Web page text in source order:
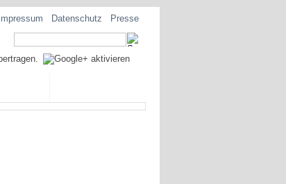
Impressum Datenschutz Presse